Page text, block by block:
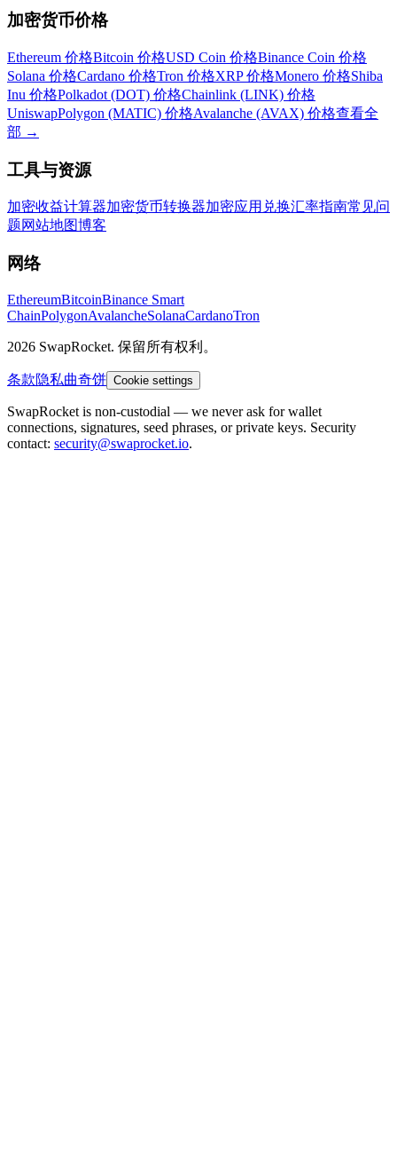
加密货币价格
Ethereum 价格Bitcoin 价格USD Coin 价格Binance Coin 价格
Solana 价格Cardano 价格Tron 价格XRP 价格Monero 价格Shiba
Inu 价格Polkadot (DOT) 价格Chainlink (LINK) 价格
UniswapPolygon (MATIC) 价格Avalanche (AVAX) 价格查看全
部 →
工具与资源
加密收益计算器加密货币转换器加密应用 兑换汇率指南常见问
题网站地图博客
网络
EthereumBitcoinBinance Smart
ChainPolygonAvalancheSolanaCardanoTron
2026 SwapRocket. 保留所有权利。
条款隐私曲奇饼 Cookie settings
SwapRocket is non-custodial — we never ask for wallet
connections, signatures, seed phrases, or private keys. Security
contact: security@swaprocket.io.